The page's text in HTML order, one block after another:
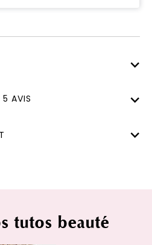
5 AVIS
tutos beauté